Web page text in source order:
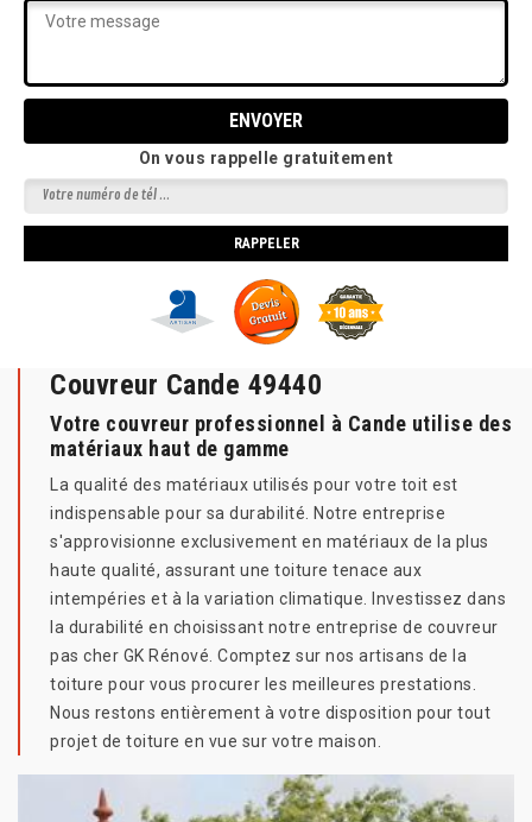
On vous rappelle gratuitement
Couvreur Cande 49440
Votre couvreur professionnel à Cande utilise des
matériaux haut de gamme
La qualité des matériaux utilisés pour votre toit est
indispensable pour sa durabilité. Notre entreprise
s'approvisionne exclusivement en matériaux de la plus
haute qualité, assurant une toiture tenace aux
intempéries et à la variation climatique. Investissez dans
la durabilité en choisissant notre entreprise de couvreur
pas cher GK Rénové. Comptez sur nos artisans de la
toiture pour vous procurer les meilleures prestations.
Nous restons entièrement à votre disposition pour tout
projet de toiture en vue sur votre maison.